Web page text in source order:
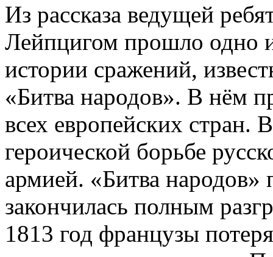
Из рассказа ведущей
Лейпцигом прошло одно
истории сражений,
«Битва народов». В нём
всех европейских стран.
героической борьбе
армией. «Битва народов»
закончилась полным
1813 год французы